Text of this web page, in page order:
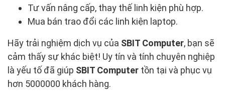
Tư vấn nâng cấp, thay thế linh kiện phù hợp.
Mua bán trao đổi các linh kiện laptop.
Hãy trải nghiệm dịch vụ của SBIT Computer, bạn sẽ
cảm thấy sự khác biệt! Uy tín và tính chuyên nghiệp
là yếu tố đã giúp SBIT Computer tồn tại và phục vụ
hơn 5000000 khách hàng.